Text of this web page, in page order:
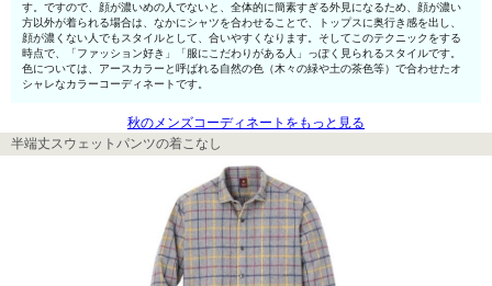
す。ですので、顔が濃いめの人でないと、全体的に簡素すぎる外見になるため、顔が濃い
方以外が着られる場合は、なかにシャツを合わせることで、トップスに奥行き感を出し、
顔が濃くない人でもスタイルとして、合いやすくなります。そしてこのテクニックをする
時点で、「ファッション好き」「服にこだわりがある人」っぽく見られるスタイルです。
色については、アースカラーと呼ばれる自然の色（木々の緑や土の茶色等）で合わせたオ
シャレなカラーコーディネートです。
秋のメンズコーディネートをもっと見る
半端丈スウェットパンツの着こなし